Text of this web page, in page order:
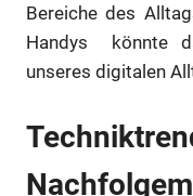
Bereiche des
Handys könnte
unseres digitalen